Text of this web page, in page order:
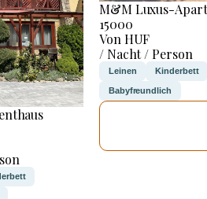
M&M Luxus-
15000
Von HUF
/ Nacht / Person
Leinen Kinderbett
Babyfreundlich